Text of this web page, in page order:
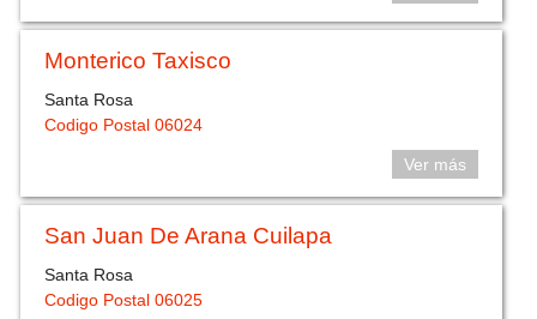
Monterico Taxisco
Santa Rosa
Codigo Postal 06024
Ver más
San Juan De Arana Cuilapa
Santa Rosa
Codigo Postal 06025